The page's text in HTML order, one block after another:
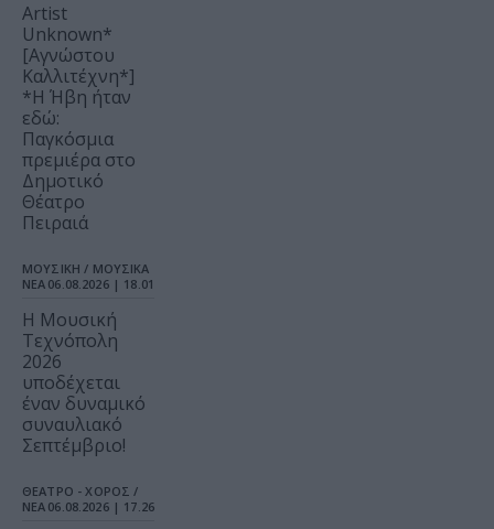
Artist
Unknown*
[Αγνώστου
Καλλιτέχνη*]
*Η Ήβη ήταν
εδώ:
Παγκόσμια
πρεμιέρα στο
Δημοτικό
Θέατρο
Πειραιά
ΜΟΥΣΙΚΗ / ΜΟΥΣΙΚΑ
ΝΕΑ 06.08.2026 | 18.01
Η Μουσική
Τεχνόπολη
2026
υποδέχεται
έναν δυναμικό
συναυλιακό
Σεπτέμβριο!
ΘΕΑΤΡΟ - ΧΟΡΟΣ /
ΝΕΑ 06.08.2026 | 17.26